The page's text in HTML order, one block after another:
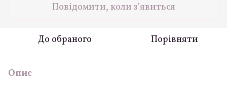
Повідомити, коли з'явиться
До обраного Порівняти
Опис